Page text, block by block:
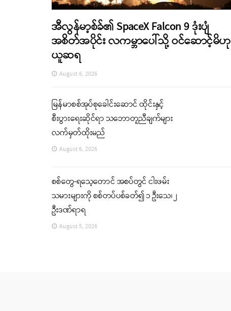
အီလွန်မာ့စ်ခ်၏ SpaceX Falcon 9 ဒုံးပျံ
အစိတ်အပိုင်း လကမ္ဘာပေါ်သို့ ဝင်ဆောင့်မိဟု
ယူဆရ
August 6, 2026
မြန်မာစစ်အုပ်စုခေါင်းဆောင် ထိုင်းနှင့်
စီးပွားရေးဆိုင်ရာ သဘောတူညီချက်များ
လက်မှတ်ထိုးမည်
August 6, 2026
စစ်တွေ-ရသေ့တောင် အစပ်တွင် ငါးဖမ်း
သမားများကို စစ်တပ်ပစ်ခတ်၍ ၁ ဦးသေ၊ ၂
ဦးဒဏ်ရာရ
August 5, 2026